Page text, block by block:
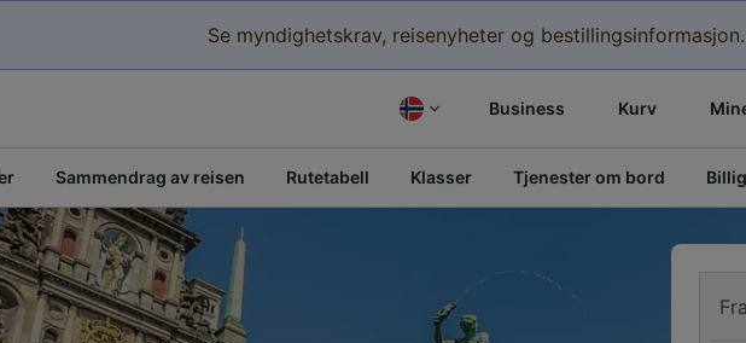
Se myndighetskrav, reisenyheter og bestillingsinformasjon.
Business Kurv
Sammendrag av reisen Rutetabell Klasser Tjenester om bord